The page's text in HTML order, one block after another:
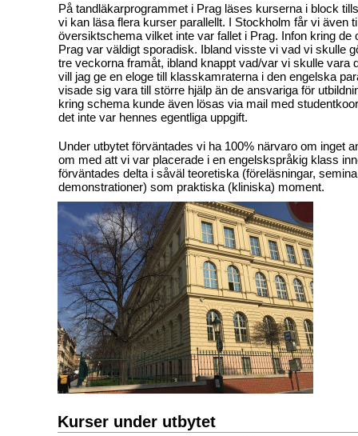
På tandläkarprogrammet i Prag läses kurserna i block
vi kan läsa flera kurser parallellt. I Stockholm får vi även
översiktschema vilket inte var fallet i Prag. Infon kring de
Prag var väldigt sporadisk. Ibland visste vi vad vi skulle
tre veckorna framåt, ibland knappt vad/var vi skulle vara
vill jag ge en eloge till klasskamraterna i den engelska
visade sig vara till större hjälp än de ansvariga för
kring schema kunde även lösas via mail med
det inte var hennes egentliga uppgift.
Under utbytet förväntades vi ha 100% närvaro om inget
om med att vi var placerade i en engelskspråkig klass
förväntades delta i såväl teoretiska (föreläsningar,
demonstrationer) som praktiska (kliniska) moment.
Kurser under utbytet